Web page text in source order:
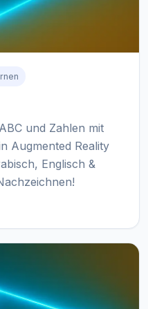
und Zahlen mit
Augmented Reality
Englisch &